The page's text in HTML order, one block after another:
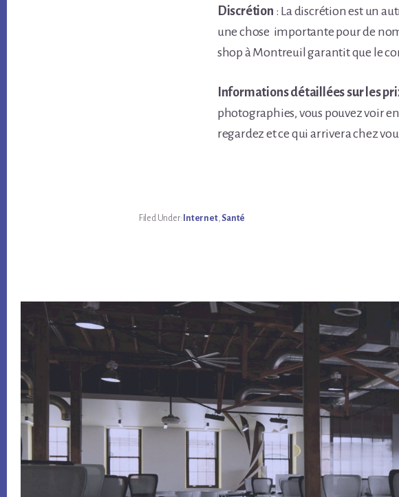
Discrétion : La discrétion est un
une chose importante pour de
shop à Montreuil garantit que le
Informations détaillées sur les
photographies, vous pouvez voir
regardez et ce qui arrivera chez
Filed Under: Internet, Santé